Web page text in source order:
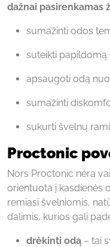
dažnai pasirenkamas
sumažinti odos
suteikti papildomą
apsaugoti odą
sumažinti
sukurti švelnų
Proctonic
Nors Proctonic nėra
orientuota į kasdienės
remiasi švelniomis,
dalimis, kurios gali
drėkinti odą – tai